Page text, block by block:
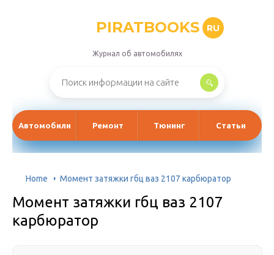
PIRATBOOKS RU
Журнал об автомобилях
Автомобили Ремонт Тюнинг Статьи
Home Момент затяжки гбц ваз 2107 карбюратор
Момент затяжки гбц ваз 2107
карбюратор